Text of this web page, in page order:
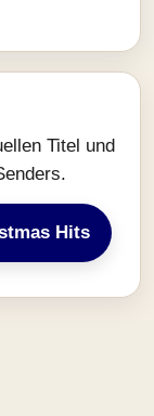
Titel und
Hits